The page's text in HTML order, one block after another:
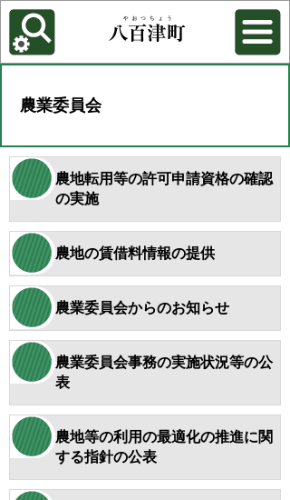
各種機能
背景色を変更する
農業委員会
農地転用等の許可申請資格の確認
の実施
農地の賃借料情報の提供
農業委員会からのお知らせ
農業委員会事務の実施状況等の公
表
農地等の利用の最適化の推進に関
する指針の公表